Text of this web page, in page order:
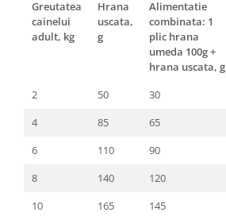
Greutatea
cainelui
adult, kg
Hrana
uscata,
g
Alimentatie
combinata: 1
plic hrana
umeda 100g +
hrana uscata, g
2
50 30
4
85 65
6
110 90
8
140 120
10
165 145